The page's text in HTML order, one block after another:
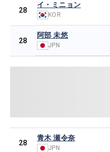
28
イ・ミニョン
KOR
28
阿部 未悠
JPN
28
青木 瀬令奈
JPN